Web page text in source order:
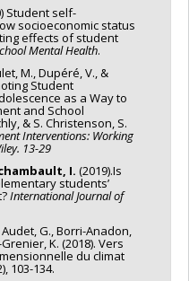
Student self-
socioeconomic status
effects of student
Mental Health.
M., Dupéré, V., &
Student
as a Way to
and School
& S. Christenson, S.
Interventions: Working
13-29
I. (2019).Is
students’
International Journal of
G., Borri-Anadon,
K. (2018). Vers
du climat
103-134.